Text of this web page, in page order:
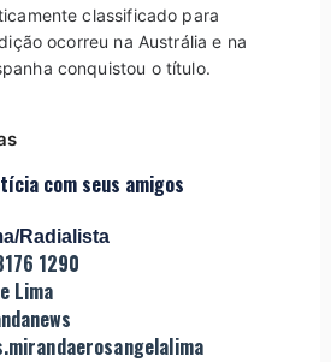
classificado para
ocorreu na Austrália e na
conquistou o título.
com seus amigos
Radialista
1290
Lima